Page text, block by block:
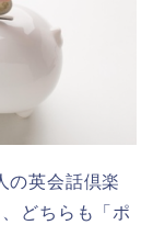
の英会話倶楽
どちらも「ポ